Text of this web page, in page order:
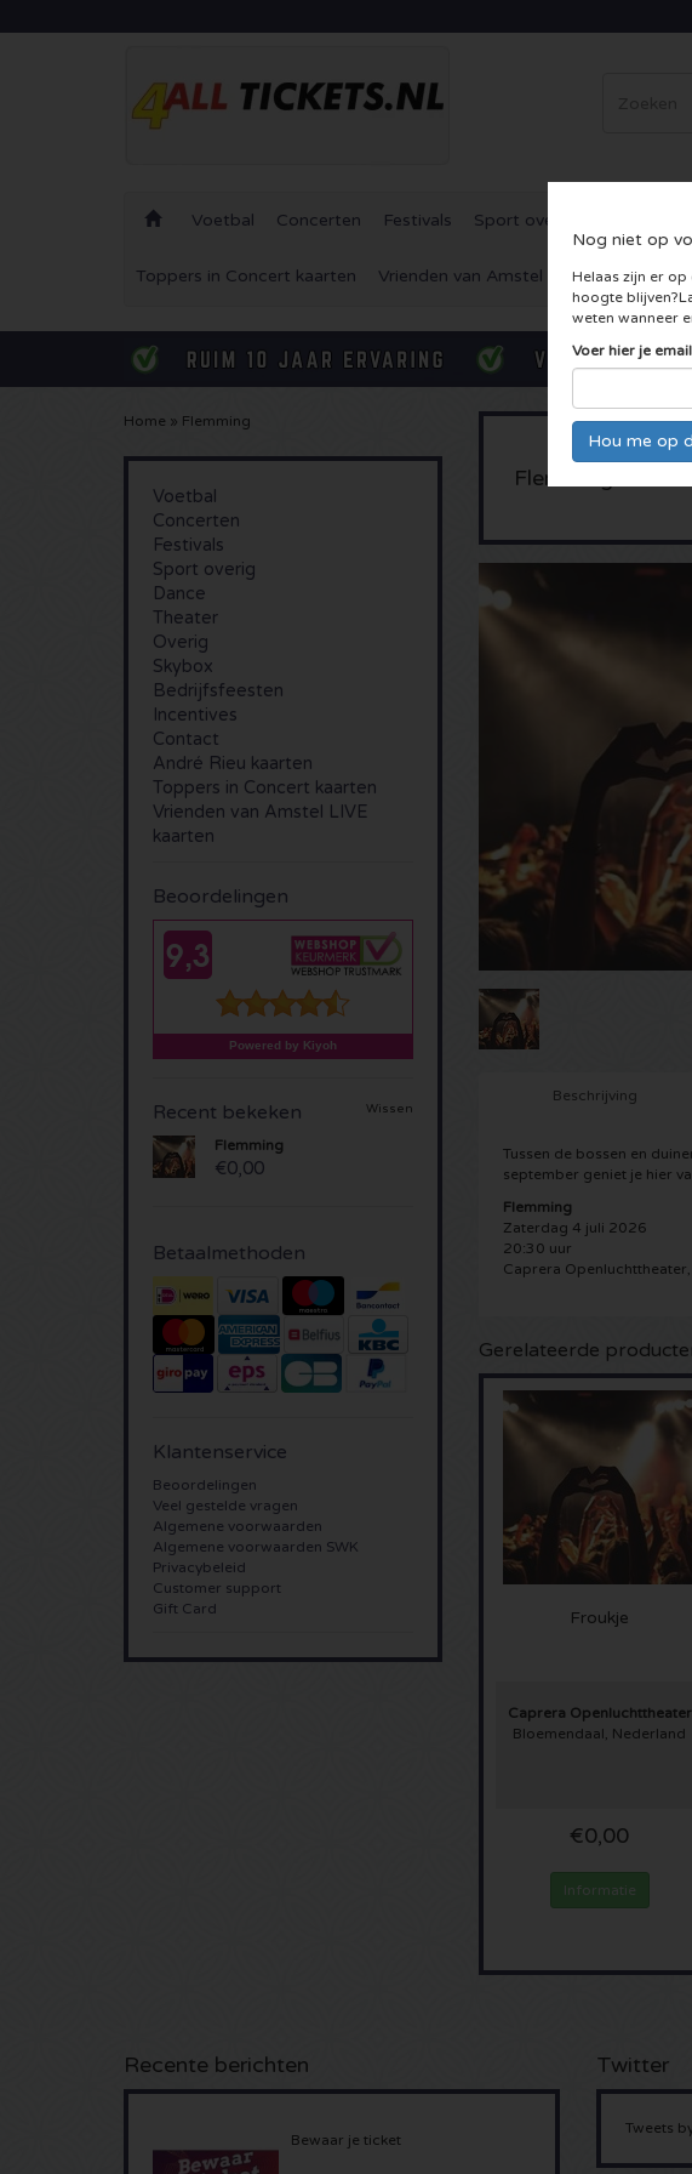
Voetbal Concerten Festivals Sport overig
Toppers in Concert kaarten Vrienden van Amstel LIVE kaarten
Nog niet op
Helaas zijn er
hoogte
weten wanneer
Voer hier je
Home » Flemming
Voetbal
Concerten
Festivals
Sport overig
Dance
Theater
Overig
Skybox
Bedrijfsfeesten
Incentives
Contact
André Rieu kaarten
Toppers in Concert kaarten
Vrienden van Amstel LIVE
kaarten
Beoordelingen
Recent bekeken Wissen
Flemming
€0,00
Betaalmethoden
Klantenservice
Beoordelingen
Veel gestelde vragen
Algemene voorwaarden
Algemene voorwaarden SWK
Privacybeleid
Customer support
Gift Card
Flemming
Beschrijving
Tussen de bossen en
september geniet je hier
Flemming
Zaterdag 4 juli 2026
20:30 uur
Caprera
Gerelateerde
Froukje
Caprera Openluchttheater
Bloemendaal, Nederland
€0,00
Informatie
Recente berichten
Bewaar je ticket
Twitter
Tweets